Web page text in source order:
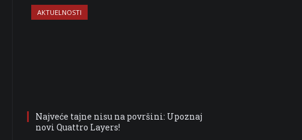
AKTUELNOSTI
Najveće tajne nisu na površini: Upoznaj
novi Quattro Layers!